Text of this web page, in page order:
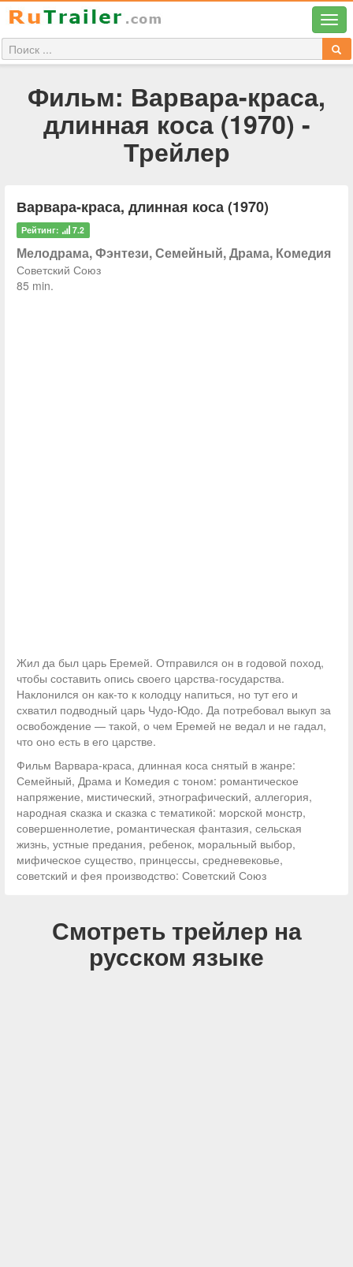
Фильм: Варвара-краса,
длинная коса (1970) -
Трейлер
Варвара-краса, длинная коса (1970)
Рейтинг: 7.2
Мелодрама, Фэнтези, Семейный, Драма, Комедия
Советский Союз
85 min.
Жил да был царь Еремей. Отправился он в годовой поход,
чтобы составить опись своего царства-государства.
Наклонился он как-то к колодцу напиться, но тут его и
схватил подводный царь Чудо-Юдо. Да потребовал выкуп за
освобождение — такой, о чем Еремей не ведал и не гадал,
что оно есть в его царстве.
Фильм Варвара-краса, длинная коса снятый в жанре:
Семейный, Драма и Комедия с тоном: романтическое
напряжение, мистический, этнографический, аллегория,
народная сказка и сказка с тематикой: морской монстр,
совершеннолетие, романтическая фантазия, сельская
жизнь, устные предания, ребенок, моральный выбор,
мифическое существо, принцессы, средневековье,
советский и фея производство: Советский Союз
Смотреть трейлер на
русском языке